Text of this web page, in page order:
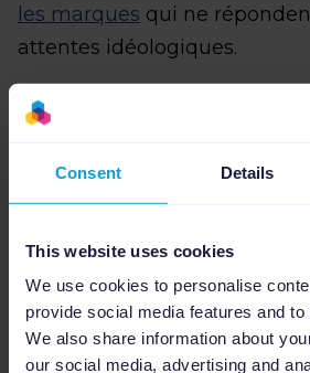
Consent Details
This website uses cookies
We use cookies to personalise
provide social media features and
We also share information about
our social media, advertising and
les marques qui ne
attentes idéologiques.
Une
64 % des consommateurs de
sont prêts à payer
écologiquement durable, par
3. Pour les